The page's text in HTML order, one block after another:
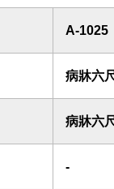
A-1025
病牀六
病牀六
-